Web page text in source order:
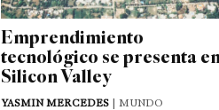
Emprendimiento
tecnológico se presenta
Silicon Valley
YASMIN MERCEDES| MUNDO